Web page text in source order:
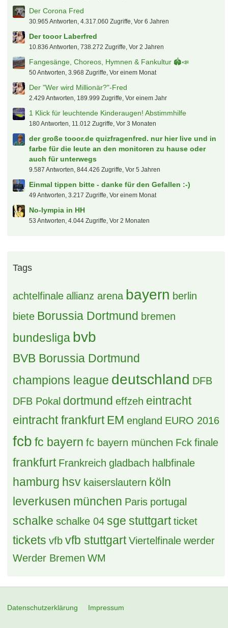
Der Corona Fred
30.965 Antworten, 4.317.060 Zugriffe, Vor 6 Jahren
Der tooor Laberfred
10.836 Antworten, 738.272 Zugriffe, Vor 2 Jahren
Fangesänge, Choreos, Hymnen & Fankultur 🏟️📣
50 Antworten, 3.968 Zugriffe, Vor einem Monat
Der "Wer wird Millionär?"-Fred
2.429 Antworten, 189.999 Zugriffe, Vor einem Jahr
1 Klick für leuchtende Kinderaugen! Abstimmhilfe
180 Antworten, 11.012 Zugriffe, Vor 3 Monaten
der große tooor.de quizfragenfred. nur hier live und in
farbe für die leute an den monitoren zu hause oder
auch für unterwegs
9.587 Antworten, 844.426 Zugriffe, Vor 5 Jahren
Einmal tippen bitte - danke für den Gefallen :-)
49 Antworten, 3.217 Zugriffe, Vor einem Monat
No-lympia in HH
53 Antworten, 4.044 Zugriffe, Vor 2 Monaten
Tags
achtelfinale allianz arena bayern berlin
biete Borussia Dortmund bremen
bundesliga bvb
BVB Borussia Dortmund
champions league deutschland DFB
DFB Pokal dortmund effzeh eintracht
eintracht frankfurt EM england EURO 2016
fcb fc bayern fc bayern münchen Fck finale
frankfurt Frankreich gladbach halbfinale
hamburg hsv kaiserslautern köln
leverkusen münchen Paris portugal
schalke schalke 04 sge stuttgart ticket
tickets vfb vfb stuttgart Viertelfinale werder
Werder Bremen WM
Datenschutzerklärung Impressum